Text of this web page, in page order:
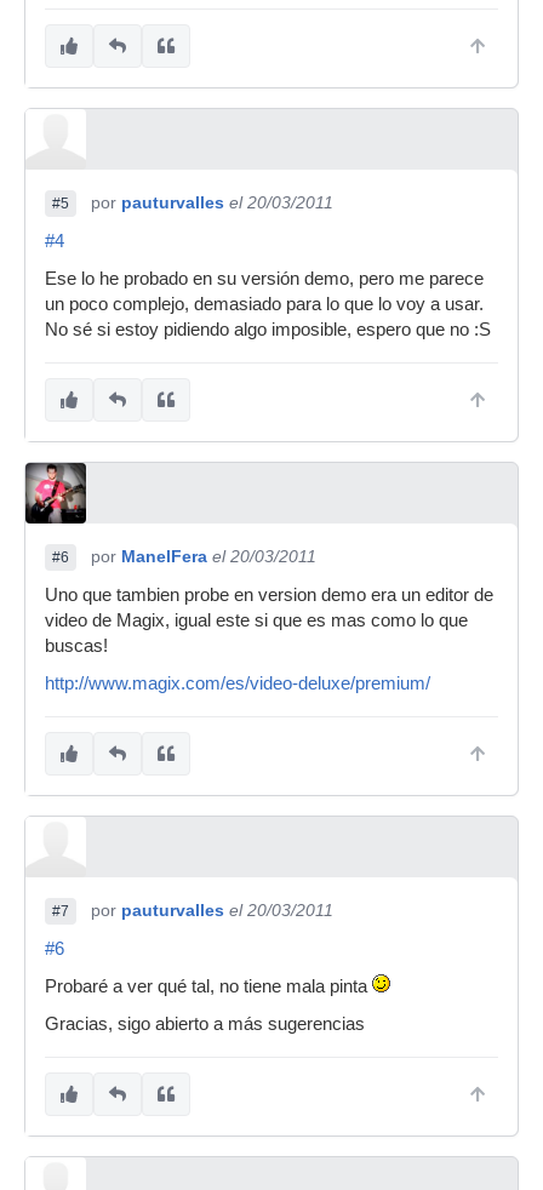
#5 por pauturvalles el 20/03/2011
#4
Ese lo he probado en su versión demo, pero me parece
un poco complejo, demasiado para lo que lo voy a usar.
No sé si estoy pidiendo algo imposible, espero que no :S
#6 por ManelFera el 20/03/2011
Uno que tambien probe en version demo era un editor de
video de Magix, igual este si que es mas como lo que
buscas!
http://www.magix.com/es/video-deluxe/premium/
#7 por pauturvalles el 20/03/2011
#6
Probaré a ver qué tal, no tiene mala pinta
Gracias, sigo abierto a más sugerencias